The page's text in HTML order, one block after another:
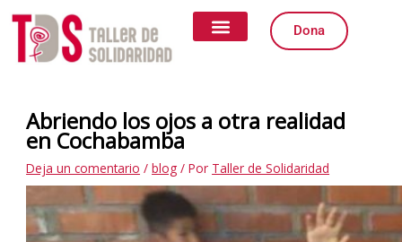
al
contenido
Dona
Abriendo los ojos a otra realidad
en Cochabamba
Deja un comentario /blog / Por Taller de Solidaridad
aquí...
electrónico*